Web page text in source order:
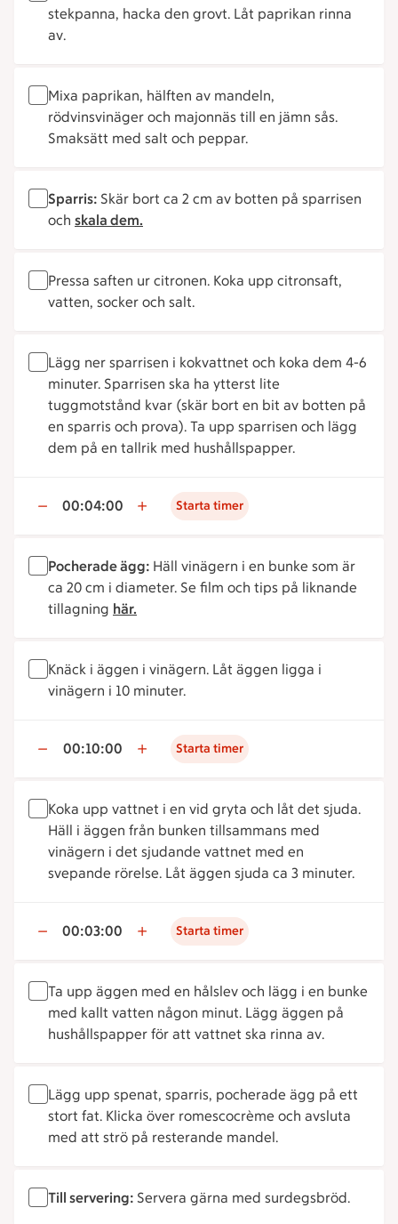
stekpanna, hacka den grovt. Låt paprikan rinna
av.
Mixa paprikan, hälften av mandeln,
rödvinsvinäger och majonnäs till en jämn sås.
Smaksätt med salt och peppar.
Sparris: Skär bort ca 2 cm av botten på sparrisen
och skala dem.
Pressa saften ur citronen. Koka upp citronsaft,
vatten, socker och salt.
Lägg ner sparrisen i kokvattnet och koka dem 4-6
minuter. Sparrisen ska ha ytterst lite
tuggmotstånd kvar (skär bort en bit av botten på
en sparris och prova). Ta upp sparrisen och lägg
dem på en tallrik med hushållspapper.
00:04:00 Starta timer
Pocherade ägg: Häll vinägern i en bunke som är
ca 20 cm i diameter. Se film och tips på liknande
tillagning här.
Knäck i äggen i vinägern. Låt äggen ligga i
vinägern i 10 minuter.
00:10:00 Starta timer
Koka upp vattnet i en vid gryta och låt det sjuda.
Häll i äggen från bunken tillsammans med
vinägern i det sjudande vattnet med en
svepande rörelse. Låt äggen sjuda ca 3 minuter.
00:03:00 Starta timer
Ta upp äggen med en hålslev och lägg i en bunke
med kallt vatten någon minut. Lägg äggen på
hushållspapper för att vattnet ska rinna av.
Lägg upp spenat, sparris, pocherade ägg på ett
stort fat. Klicka över romescocrème och avsluta
med att strö på resterande mandel.
Till servering: Servera gärna med surdegsbröd.